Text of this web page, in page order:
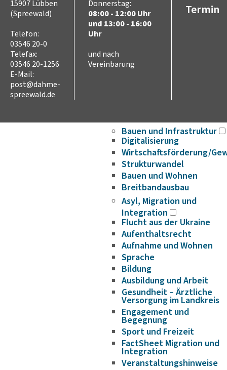
Niederschriften
Videoaufzeichnungen
Familie
Kinder
Bauen und Infrastruktur
Digitalisierung
Wirtschaftsförderung/
Strukturwandel
Bauen und Wohnen
Breitbandausbau
Asyl, Migration und
Integration
Flucht aus der Ukraine
Aufenthaltsrecht
Aufnahme und Wohnen
Sprache
Bildung
Ausbildung und Arbeit
Gesundheit – Ärztliche
Versorgung im Landkreis
Engagement und
Begegnung
Sport und Freizeit
FactSheet Migration und
Integration
Veranstaltungshinweise
15907 Lübben
(Spreewald)
Telefon:
03546 20-0
Telefax:
03546 20-1256
E-Mail:
post@dahme-
spreewald.de
Donnerstag:
08:00 - 12:00 Uhr
und 13:00 - 16:00
Uhr
und nach
Vereinbarung
Termin